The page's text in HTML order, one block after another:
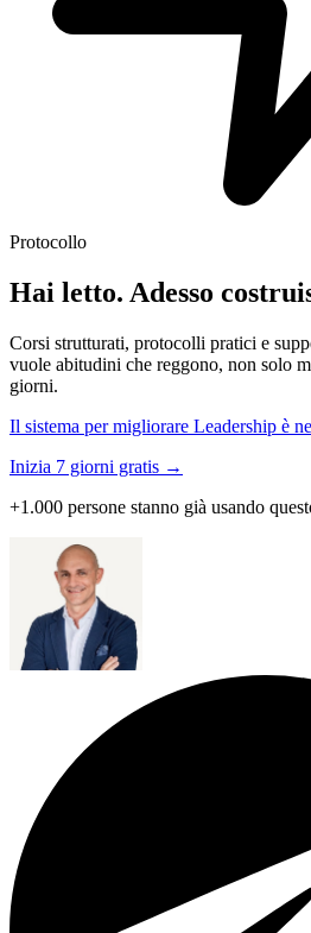
Protocollo
Hai letto. Adesso
Corsi strutturati, protocolli pratici e
vuole abitudini che reggono, non solo
giorni.
Il sistema per migliorare Leadership è
Inizia 7 giorni gratis →
+1.000 persone stanno già usando